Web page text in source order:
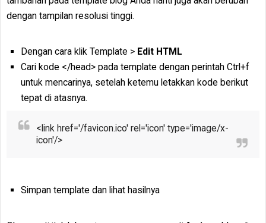
dengan tampilan resolusi tinggi.
Dengan cara klik Template > Edit HTML
Cari kode </head> pada template dengan perintah Ctrl+f
untuk mencarinya, setelah ketemu letakkan kode berikut
tepat di atasnya.
<link href='/favicon.ico' rel='icon' type='image/x-
icon'/>
Simpan template dan lihat hasilnya